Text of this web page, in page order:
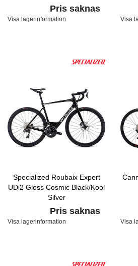
Pris saknas
Visa lagerinformation Visa
Specialized Roubaix Expert
UDi2 Gloss Cosmic Black/Kool
Silver
Pris saknas
Visa lagerinformation Visa